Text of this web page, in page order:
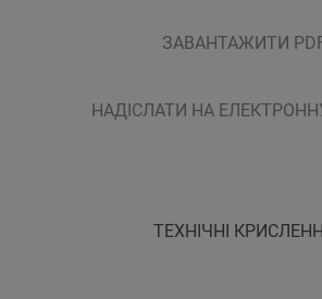
ЗАВАНТАЖИТИ
НАДІСЛАТИ НА
ТЕХНІЧНІ